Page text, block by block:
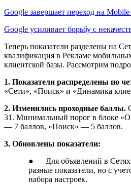
Google завершает переход на
Google усиливает борьбу с
Теперь показатели разделены на
квалификация в Рекламе
клиентской базы. Рассмотрим
1. Показатели распределены по
«Сети», «Поиск» и «Динамика
2. Изменились проходные баллы.
31. Минимальный порог в блоке
— 7 баллов, «Поиск» — 5 баллов.
3. Обновлены показатели:
● Для объявлений в Сетях
разные показатели, но с
набора настроек.